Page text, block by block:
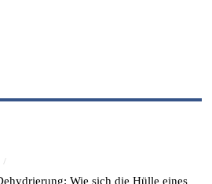
/
Wie sich die Hülle eines